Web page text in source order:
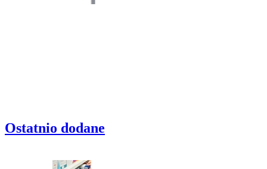
Ostatnio dodane